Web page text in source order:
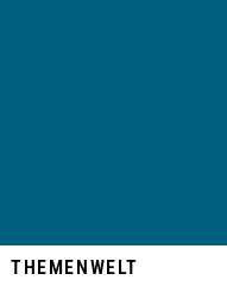
THEMENWELT